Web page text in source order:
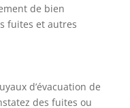
de bien
fuites et autres
d’évacuation de
des fuites ou